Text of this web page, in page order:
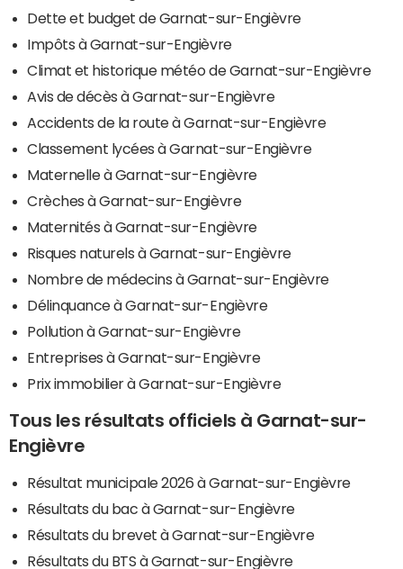
Dette et budget de Garnat-sur-Engièvre
Impôts à Garnat-sur-Engièvre
Climat et historique météo de Garnat-sur-Engièvre
Avis de décès à Garnat-sur-Engièvre
Accidents de la route à Garnat-sur-Engièvre
Classement lycées à Garnat-sur-Engièvre
Maternelle à Garnat-sur-Engièvre
Crèches à Garnat-sur-Engièvre
Maternités à Garnat-sur-Engièvre
Risques naturels à Garnat-sur-Engièvre
Nombre de médecins à Garnat-sur-Engièvre
Délinquance à Garnat-sur-Engièvre
Pollution à Garnat-sur-Engièvre
Entreprises à Garnat-sur-Engièvre
Prix immobilier à Garnat-sur-Engièvre
Tous les résultats officiels à Garnat-sur-
Engièvre
Résultat municipale 2026 à Garnat-sur-Engièvre
Résultats du bac à Garnat-sur-Engièvre
Résultats du brevet à Garnat-sur-Engièvre
Résultats du BTS à Garnat-sur-Engièvre